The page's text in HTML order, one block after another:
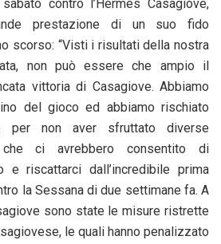
contro l’Hermes Casagiove,
prestazione di un suo fido
scorso: “Visti i risultati della nostra
non può essere che ampio il
vittoria di Casagiove. Abbiamo
del gioco ed abbiamo rischiato
per non aver sfruttato diverse
ci avrebbero consentito di
e riscattarci dall’incredibile prima
la Sessana di due settimane fa. A
sono state le misure ristrette
le quali hanno penalizzato